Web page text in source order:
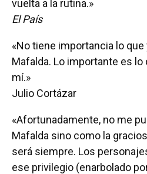
vuelta a la rutina.»
El País
«No tiene importancia lo
Mafalda. Lo importante es lo
mí.»
Julio Cortázar
«Afortunadamente, no me
Mafalda sino como la
será siempre. Los
ese privilegio (enarbolado